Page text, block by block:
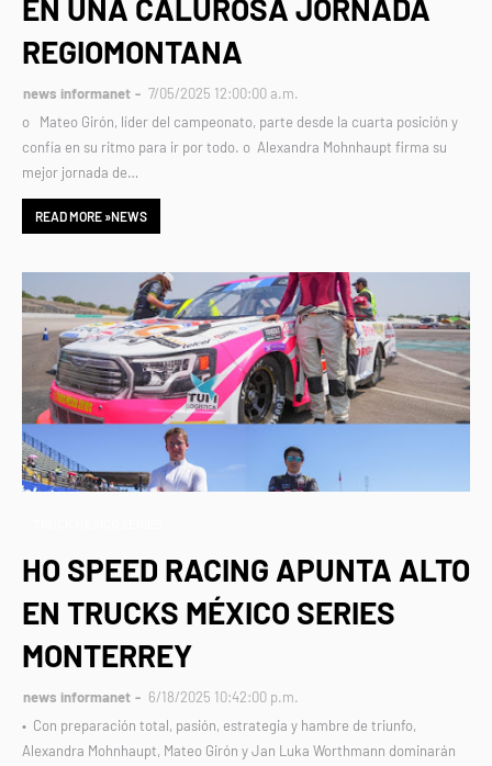
EN UNA CALUROSA JORNADA
REGIOMONTANA
news informanet
7/05/2025 12:00:00 a.m.
o Mateo Girón, líder del campeonato, parte desde la cuarta posición y
confía en su ritmo para ir por todo. o Alexandra Mohnhaupt firma su
mejor jornada de…
READ MORE »NEWS
HO SPEED RACING APUNTA ALTO
EN TRUCKS MÉXICO SERIES
MONTERREY
news informanet
6/18/2025 10:42:00 p.m.
• Con preparación total, pasión, estrategia y hambre de triunfo,
Alexandra Mohnhaupt, Mateo Girón y Jan Luka Worthmann dominarán